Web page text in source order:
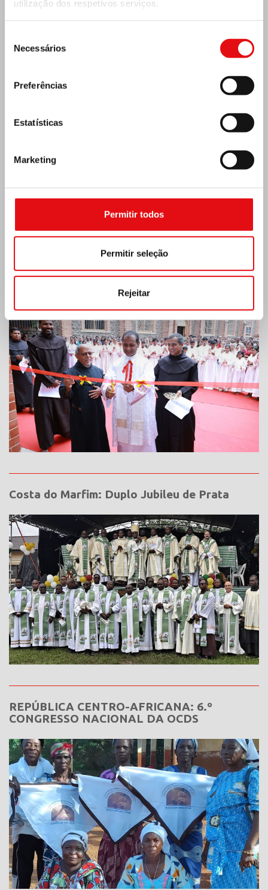
utilização dos respetivos serviços.
Necessários
Preferências
Estatísticas
Marketing
Permitir todos
Permitir seleção
Rejeitar
MÉXICO: ASSEMBLEIA PLENÁRIA DA OCD
Índia: Bênção e inauguração do museu Lumen
Carmeli
Costa do Marfim: Duplo Jubileu de Prata
REPÚBLICA CENTRO-AFRICANA: 6.º
CONGRESSO NACIONAL DA OCDS